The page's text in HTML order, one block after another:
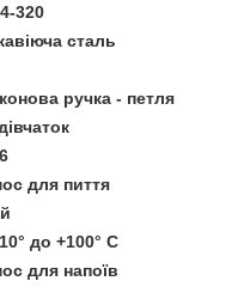
320
сталь
ручка - петля
для пиття
до +100° С
для напоїв